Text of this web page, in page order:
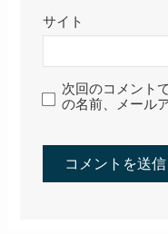
サイト
次回のコメント
の名前、メール